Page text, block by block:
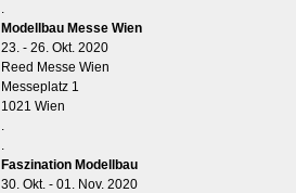
.
Modellbau Messe Wien
23. - 26. Okt. 2020
Reed Messe Wien
Messeplatz 1
1021 Wien
.
.
Faszination Modellbau
30. Okt. - 01. Nov. 2020